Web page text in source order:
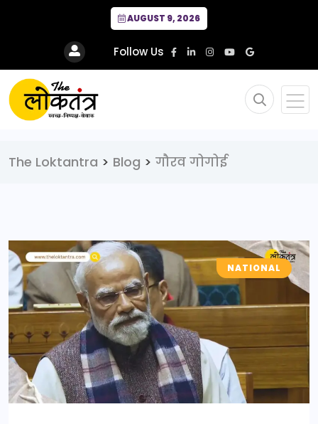
AUGUST 9, 2026
Follow Us
The Loktantra > Blog > गौरव गोगोई
NATIONAL